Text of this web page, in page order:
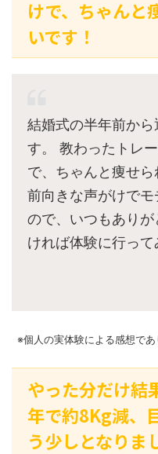
けで、ちゃんと
いです！
結婚式の半年前か
す。 教わったトレ
で、ちゃんと痩せら
前向きな声がけで
ので、いつもあり
ければ体験に行って
※個人の実体験による感想であ
やった分だけ結
年で約8Kg減、
う少しとなりま